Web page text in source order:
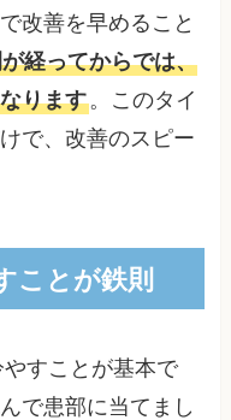
改善を早めること
経ってからでは、
ります。このタイ
で、改善のスピー
ことが鉄則
すことが基本で
で患部に当てまし